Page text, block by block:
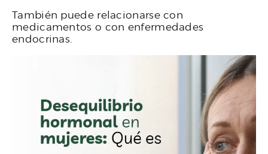
También puede relacionarse con
medicamentos o con enfermedades
endocrinas.